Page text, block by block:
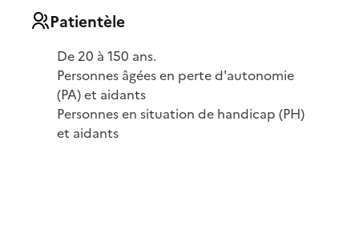
Patientèle
De 20 à 150 ans.
Personnes âgées en perte d'autonomie
(PA) et aidants
Personnes en situation de handicap (PH)
et aidants